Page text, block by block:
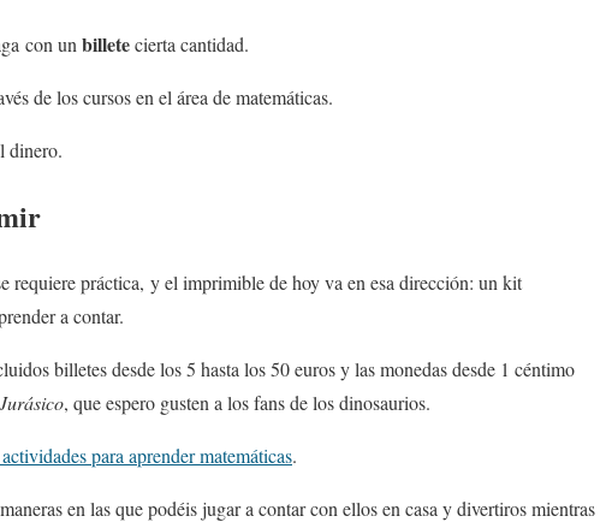
con un billetecierta cantidad.
de los cursos en el área de matemáticas.
dinero.
requiere práctica, y el imprimible de hoy va en esa dirección: un kit
a contar.
billetes desde los 5 hasta los 50 euros y las monedas desde 1 céntimo
, que espero gusten a los fans de los dinosaurios.
para aprender matemáticas.
en las que podéis jugar a contar con ellos en casa y divertiros mientras